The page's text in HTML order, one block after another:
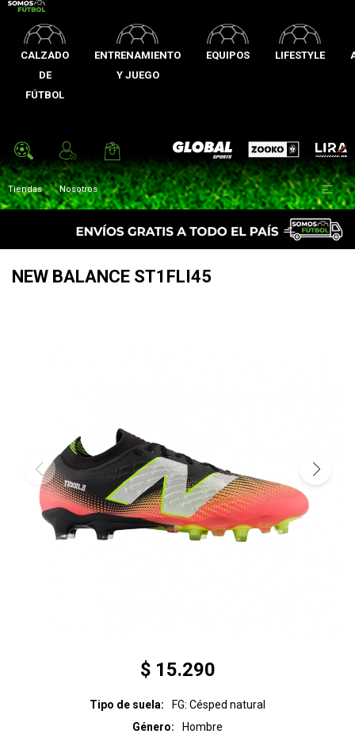
CALZADO
DE
FÚTBOL
ENTRENAMIENTO
Y JUEGO
EQUIPOS LIFESTYLE
Global Sports Zooko Lira
Tiendas Nosotros 
NEW BALANCE ST1FLI45
$ 15.290
Tipo de suela
FG: Césped natural
Género
Hombre